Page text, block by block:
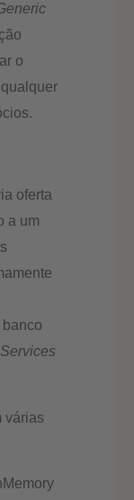
o
oferta
a um
várias